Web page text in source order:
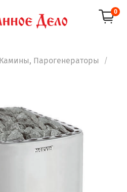
0
Парогенераторы